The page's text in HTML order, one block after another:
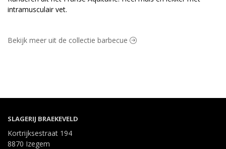
intramusculair vet.
Bekijk meer uit de collectie barbecue
SLAGERIJ BRAEKEVELD
Kortrijksestraat 194
8870 Izegem